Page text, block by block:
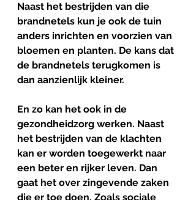
Naast het bestrijden van die
brandnetels kun je ook de tuin
anders inrichten en voorzien van
bloemen en planten. De kans dat
de brandnetels terugkomen is
dan aanzienlijk kleiner.
En zo kan het ook in de
gezondheidzorg werken. Naast
het bestrijden van de klachten
kan er worden toegewerkt naar
een beter en rijker leven. Dan
gaat het over zingevende zaken
die er toe doen. Zoals sociale